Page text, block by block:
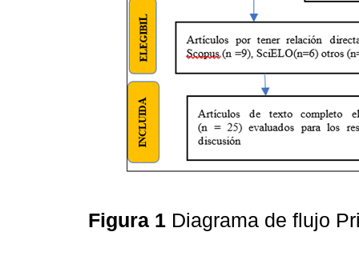
Figura 1 Diagrama de flujo